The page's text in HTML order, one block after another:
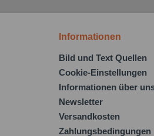
Informationen
Bild und Text Quellen
Cookie-Einstellungen
Informationen über
Newsletter
Versandkosten
Zahlungsbedingungen